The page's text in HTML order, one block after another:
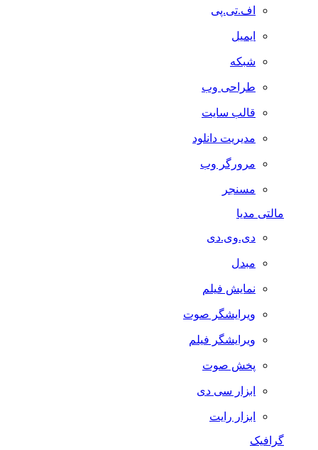
اف.تی.پی
ایمیل
شبکه
طراحی وب
قالب سایت
مدیریت دانلود
مرورگر وب
مسنجر
مالتی مدیا
دی.وی.دی
مبدل
نمایش فیلم
ویرایشگر صوت
ویرایشگر فیلم
پخش صوت
ابزار سی دی
ابزار رایت
گرافیک